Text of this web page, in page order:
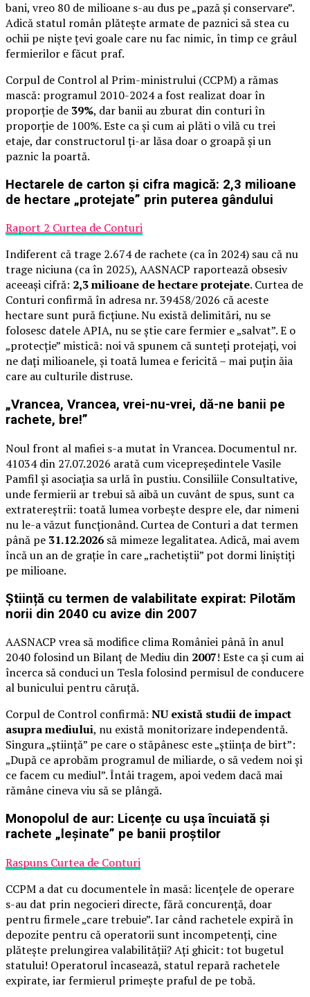
bani, vreo 80 de milioane s-au dus pe „pază și conservare”.
Adică statul român plătește armate de paznici să stea cu
ochii pe niște țevi goale care nu fac nimic, în timp ce grâul
fermierilor e făcut praf.
Corpul de Control al Prim-ministrului (CCPM) a rămas
mască: programul 2010-2024 a fost realizat doar în
proporție de 39%, dar banii au zburat din conturi în
proporție de 100%. Este ca și cum ai plăti o vilă cu trei
etaje, dar constructorul ți-ar lăsa doar o groapă și un
paznic la poartă.
Hectarele de carton și cifra magică: 2,3 milioane
de hectare „protejate” prin puterea gândului
Raport 2 Curtea de Conturi
Indiferent că trage 2.674 de rachete (ca în 2024) sau că nu
trage niciuna (ca în 2025), AASNACP raportează obsesiv
aceeași cifră: 2,3 milioane de hectare protejate. Curtea de
Conturi confirmă în adresa nr. 39458/2026 că aceste
hectare sunt pură ficțiune. Nu există delimitări, nu se
folosesc datele APIA, nu se știe care fermier e „salvat”. E o
„protecție” mistică: noi vă spunem că sunteți protejați, voi
ne dați milioanele, și toată lumea e fericită – mai puțin ăia
care au culturile distruse.
„Vrancea, Vrancea, vrei-nu-vrei, dă-ne banii pe
rachete, bre!”
Noul front al mafiei s-a mutat în Vrancea. Documentul nr.
41034 din 27.07.2026 arată cum vicepreședintele Vasile
Pamfil și asociația sa urlă în pustiu. Consiliile Consultative,
unde fermierii ar trebui să aibă un cuvânt de spus, sunt ca
extratereștrii: toată lumea vorbește despre ele, dar nimeni
nu le-a văzut funcționând. Curtea de Conturi a dat termen
până pe 31.12.2026 să mimeze legalitatea. Adică, mai avem
încă un an de grație în care „rachetiștii” pot dormi liniștiți
pe milioane.
Știință cu termen de valabilitate expirat: Pilotăm
norii din 2040 cu avize din 2007
AASNACP vrea să modifice clima României până în anul
2040 folosind un Bilanț de Mediu din 2007! Este ca și cum ai
încerca să conduci un Tesla folosind permisul de conducere
al bunicului pentru căruță.
Corpul de Control confirmă: NU există studii de impact
asupra mediului, nu există monitorizare independentă.
Singura „știință” pe care o stăpânesc este „știința de birt”:
„După ce aprobăm programul de miliarde, o să vedem noi și
ce facem cu mediul”. Întâi tragem, apoi vedem dacă mai
rămâne cineva viu să se plângă.
Monopolul de aur: Licențe cu ușa încuiată și
rachete „leșinate” pe banii proștilor
Raspuns Curtea de Conturi
CCPM a dat cu documentele în masă: licențele de operare
s-au dat prin negocieri directe, fără concurență, doar
pentru firmele „care trebuie”. Iar când rachetele expiră în
depozite pentru că operatorii sunt incompetenți, cine
plătește prelungirea valabilității? Ați ghicit: tot bugetul
statului! Operatorul încasează, statul repară rachetele
expirate, iar fermierul primește praful de pe tobă.